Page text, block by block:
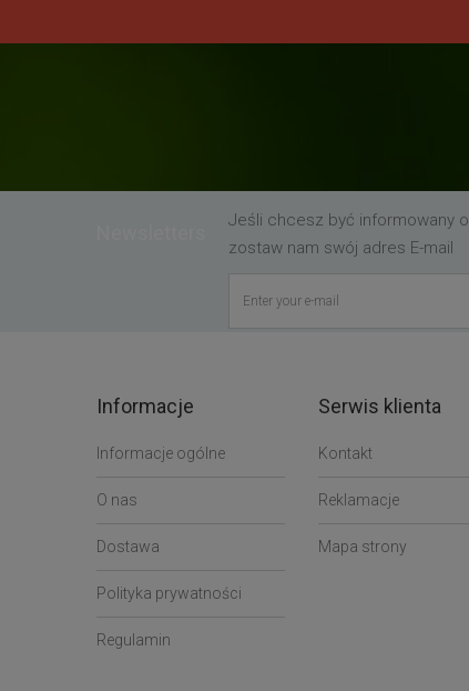
Jeśli chcesz być informowany
zostaw nam swój adres E-mail
Informacje
Informacje ogólne
O nas
Dostawa
Polityka prywatności
Regulamin
Serwis klienta
Kontakt
Reklamacje
Mapa strony